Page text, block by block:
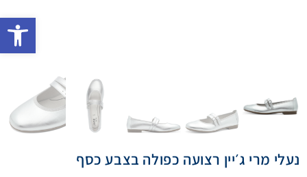
נעלי מרי ג׳יין רצועה כפולה בצבע כסף